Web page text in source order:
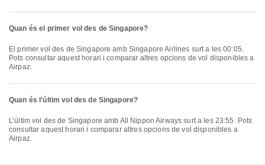
Quan és el primer vol des de Singapore?
El primer vol des de Singapore amb Singapore Airlines surt a les 00:05.
Pots consultar aquest horari i comparar altres opcions de vol disponibles a
Airpaz.
Quan és l'últim vol des de Singapore?
L’últim vol des de Singapore amb All Nippon Airways surt a les 23:55. Pots
consultar aquest horari i comparar altres opcions de vol disponibles a
Airpaz.